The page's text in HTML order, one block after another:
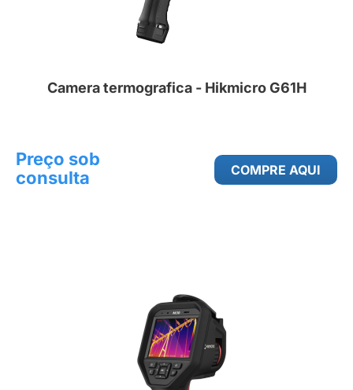
Camera termografica - Hikmicro G61H
Preço sob
consulta
COMPRE AQUI